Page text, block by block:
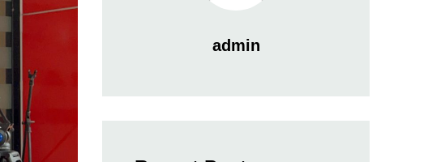
admin